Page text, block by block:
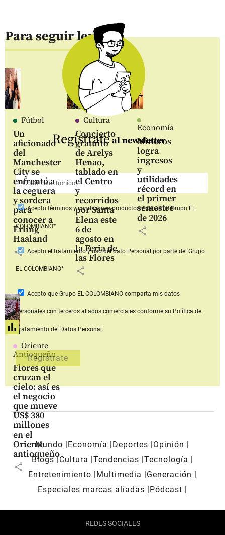
Para seguir leyendo
Fútbol
Un
aficionado
del
Manchester
City se
enfrentó a
la ceguera
y sordera
para
conocer a
Erling
Haaland
share
Cultura
Concierto
gratuito
de Arelys
Henao,
tablado en
el Centro
y
recorridos
por Santa
Elena este
6 de
agosto en
la Feria de
las Flores
share
Economía
Mineros
logra
ingresos
y
utilidades
récord en
el primer
semestre
de 2026
share
Oriente
Antioqueño
Flores que
cruzan el
cielo: así es
el negocio
que mueve
US$ 380
millones
en el
Oriente
antioqueño
share
Regístrateal newsletter
Aceptotérminos y condiciones productos y serviciosGrupo EL
COLOMBIANO*
Acepto el tratamiento y uso del dato Personal por parte del Grupo
EL COLOMBIANO*
Acepto que Grupo EL COLOMBIANOcomparta mis datos
personales con terceros aliados comerciales conforme su Política de
Tratamiento del Datos Personal.
Mundo Economía Deportes
Opinión
Blogs Cultura Tendencias Tecnología
Entretenimiento
Multimedia
Generación
Especiales marcas aliadas
Pódcast
REDES SOCIALES